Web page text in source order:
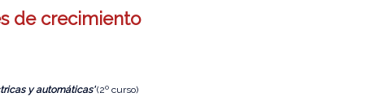
de crecimiento
y automáticas'(2º curso)